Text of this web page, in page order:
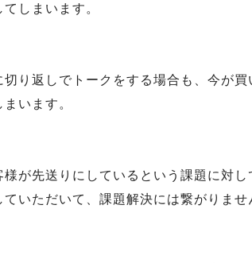
しまいます。
切り返しでトークをする場合も、今が
います。
様が先送りにしているという課題に対
いただいて、課題解決には繋がりませ